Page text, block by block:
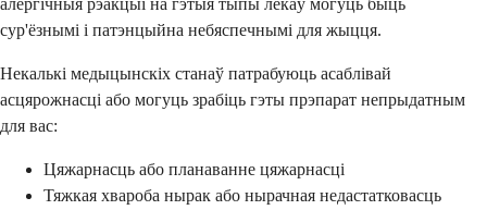
сур'ёзнымі і патэнцыйна небяспечнымі для жыцця.
Некалькі медыцынскіх станаў патрабуюць асаблівай
асцярожнасці або могуць зрабіць гэты прэпарат непрыдатным
для вас:
Цяжарнасць або планаванне цяжарнасці
Тяжкая хвароба нырак або нырачная недастатковасць